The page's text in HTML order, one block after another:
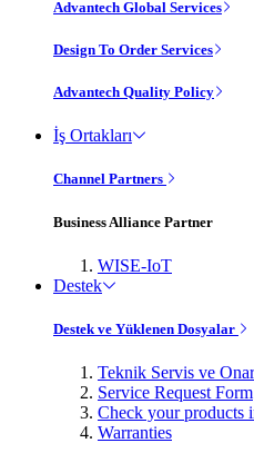
Advantech Global Services
Design To Order Services
Advantech Quality Policy
İş Ortakları
Channel Partners
Business Alliance Partner
WISE-IoT
Destek
Destek ve Yüklenen Dosyalar
Teknik Servis ve
Service Request Form
Check your products
Warranties